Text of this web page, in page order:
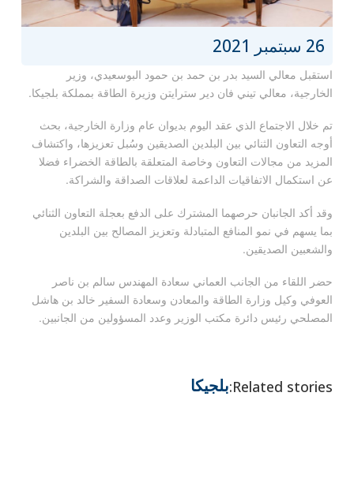
26 سبتمبر 2021
استقبل معالي السيد بدر بن حمد بن حمود البوسعيدي، وزير
الخارجية، معالي تيني فان دير سترايتن وزيرة الطاقة بمملكة بلجيكا.
تم خلال الاجتماع الذي عقد اليوم بديوان عام وزارة الخارجية، بحث
أوجه التعاون الثنائي بين البلدين الصديقين وسُبل تعزيزها، واكتشاف
المزيد من مجالات التعاون وخاصة المتعلقة بالطاقة الخضراء فضلا
عن استكمال الاتفاقيات الداعمة لعلاقات الصداقة والشراكة.
وقد أكد الجانبان حرصهما المشترك على الدفع بعجلة التعاون الثنائي
بما يسهم في نمو المنافع المتبادلة وتعزيز المصالح بين البلدين
والشعبين الصديقين.
حضر اللقاء من الجانب العماني سعادة المهندس سالم بن ناصر
العوفي وكيل وزارة الطاقة والمعادن وسعادة السفير خالد بن هاشل
المصلحي رئيس دائرة مكتب الوزير وعدد المسؤولين من الجانبين.
Related stories: بلجيكا